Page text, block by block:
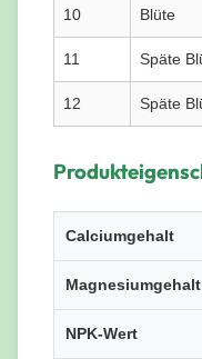
10 Blüte
11 Späte
12 Späte
Calciumgehalt
Magnesiumgehalt
NPK-Wert